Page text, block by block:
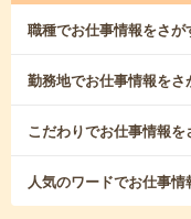
職種でお仕事情報をさが
勤務地でお仕事情報をさ
こだわりでお仕事情報を
人気のワードでお仕事情